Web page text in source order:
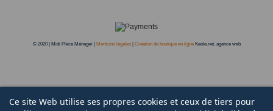
Ce site Web utilise ses propres cookies et ceux de tiers pour
© 2020 | Midi Pièce Ménager | Mentions légales| Création de boutique en ligneKeole.net, agence web